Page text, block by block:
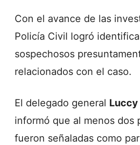
Con el avance de las
Policía Civil logró
sospechosos
relacionados con el caso.
El delegado general Luccy
informó que al menos dos
fueron señaladas como